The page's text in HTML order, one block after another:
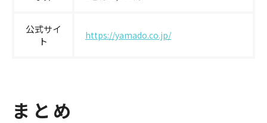
公式サイ
ト
https://yamado.co.jp/
まとめ